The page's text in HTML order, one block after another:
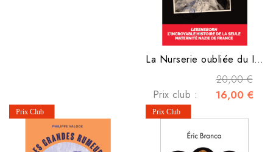
La Nurserie oubliée du IIIe Reich
20,00 €
Prix club : 16,00 €